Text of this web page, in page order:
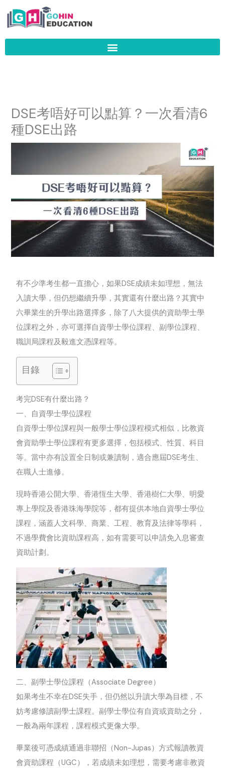
Skip
DSE考唔好可以點算？一次看清6
種DSE出路
有不少準考生都一直擔心，如果DSE成績未如理想，無法
入讀大學，但仍想繼續升學，其實還有什麼出路？其實中
六畢業生的升學出路選擇多，除了八大提供的資助學士學
位課程之外，亦可選擇自資學士學位課程、副學位課程、
職訓局課程及毅進文憑課程等。
目錄
考完DSE有什麼出路？
一、自資學士學位課程
自資學士學位課程與一般學士學位課程模式相似，比教資
會資助學士學位課程有更多選擇，包括模式、性質、科目
等。當中亦有設置全日制或兼讀制，適合應屆DSE考生、
在職人士進修。
現時香港公開大學、香港恆生大學、香港樹仁大學、明愛
專上學院及香港珠海學院等，都有提供本地自資學士學位
課程，涵蓋人文科學、商業、工程、教育及法律等學科，
不過學費會比資助課程高，如有需要可以申請免入息審查
資助計劃。
二、副學士學位課程（Associate Degree）
如果考生不幸在DSE失手，但仍然以升讀大學為目標，不
妨考慮修讀副學士課程。副學士學位有自資或資助之分，
一般為兩年課程，課程模式更像大學。
畢業後可憑成績通過非聯招（Non-Jupas）方式報讀教資
會資助課程（UGC），若成績未如理想，需要考慮非教資